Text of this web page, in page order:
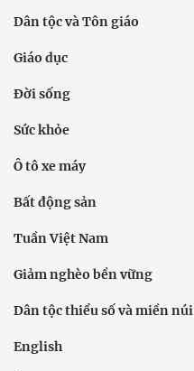
Dân tộc và Tôn giáo
Giáo dục
Đời sống
Sức khỏe
Ô tô xe máy
Bất động sản
Tuần Việt Nam
Giảm nghèo bền vững
Dân tộc thiểu số và miền núi
English